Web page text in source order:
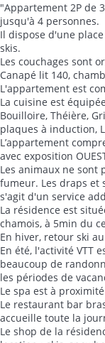
"Appartement 2P de
jusqu'à 4 personnes.
Il dispose d'une
skis.
Les couchages sont
Canapé lit 140,
L'appartement est
La cuisine est
Bouilloire, Théière,
plaques à induction,
L’appartement
avec exposition
Les animaux ne sont
fumeur. Les draps et
s'agit d'un service
La résidence est
chamois, à 5min du
En hiver, retour ski
En été, l'activité VTT
beaucoup de
les périodes de
Le spa est à
Le restaurant bar
accueille toute la
Le shop de la